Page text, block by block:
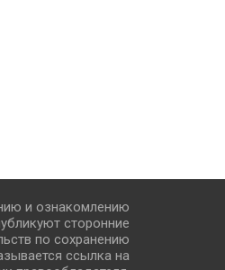
и ознакомлению
сторонние
по сохранению
ссылка на